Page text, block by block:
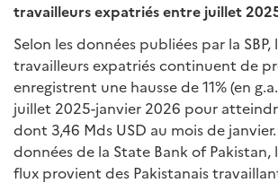
travailleurs expatriés entre juillet
Selon les données publiées par la
travailleurs expatriés continuent de
enregistrent une hausse de 11% (en
juillet 2025-janvier 2026 pour
dont 3,46 Mds USD au mois de
données de la State Bank of Pakistan,
flux provient des Pakistanais